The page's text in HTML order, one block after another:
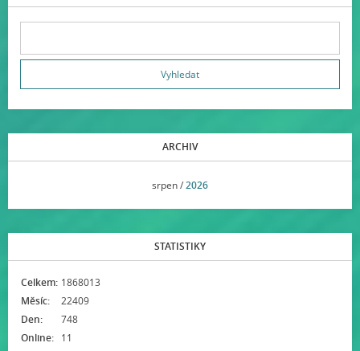
ARCHIV
srpen /2026
STATISTIKY
Online: 11
Celkem: 1868013
Měsíc:
22409
Den:
748